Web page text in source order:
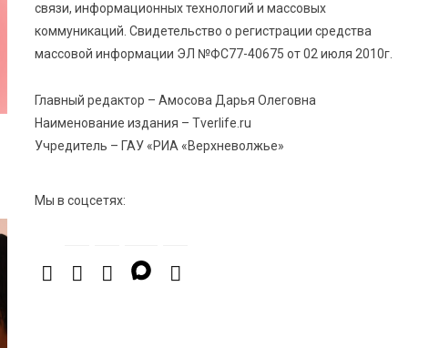
Уйти красиво: как жители Твери расстаются с
работодателями
В Твери обновили отделение гнойной хирургии
6 Авг 2026 10:01
связи, информационных технологий и массовых
коммуникаций. Свидетельство о регистрации средства
массовой информации ЭЛ №ФС77-40675 от 02 июля 2010г.
Главный редактор – Амосова Дарья Олеговна
Наименование издания – Tverlife.ru
Учредитель – ГАУ «РИА «Верхневолжье»
Мы в соцсетях: